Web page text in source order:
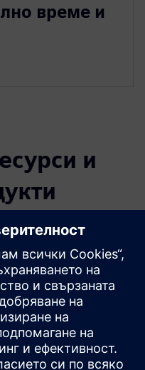
време и
и
и
обслужвана